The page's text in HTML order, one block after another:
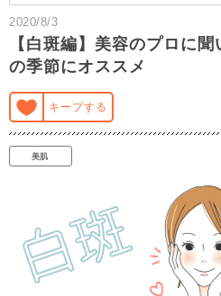
2020/8/3
【白斑編】美容のプロに
の季節にオススメ
キープする
美肌